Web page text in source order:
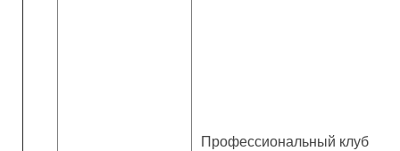
Профессиональный клуб